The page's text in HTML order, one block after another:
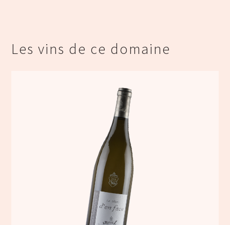
Les vins de ce domaine